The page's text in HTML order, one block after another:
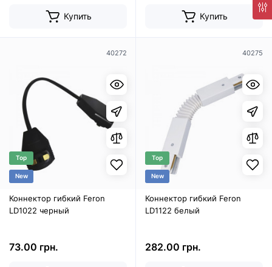
Купить Купить
40272
Top
New
Коннектор гибкий Feron
LD1022 черный
73.00 грн.
40275
Top
New
Коннектор гибкий Feron
LD1122 белый
282.00 грн.